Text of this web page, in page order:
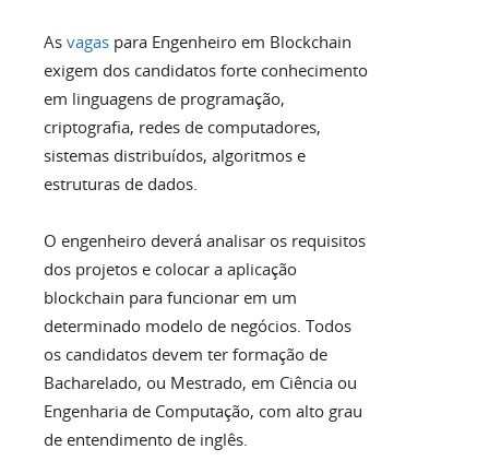
As vagas para Engenheiro em Blockchain
exigem dos candidatos forte conhecimento
em linguagens de programação,
criptografia, redes de computadores,
sistemas distribuídos, algoritmos e
estruturas de dados.
O engenheiro deverá analisar os requisitos
dos projetos e colocar a aplicação
blockchain para funcionar em um
determinado modelo de negócios. Todos
os candidatos devem ter formação de
Bacharelado, ou Mestrado, em Ciência ou
Engenharia de Computação, com alto grau
de entendimento de inglês.